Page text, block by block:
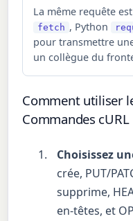
La même requête
fetch , Python
pour transmettre
un collègue du
Comment utiliser
Commandes cURL
Choisissez
crée, PUT/
supprime,
en-têtes, et